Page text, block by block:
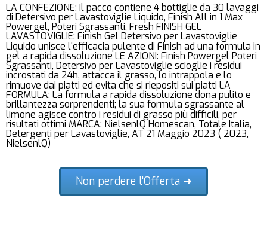
LA CONFEZIONE: Il pacco contiene 4 bottiglie da 30 lavaggi
di Detersivo per Lavastoviglie Liquido, Finish All in 1 Max
Powergel, Poteri Sgrassanti, Fresh FINISH GEL
LAVASTOVIGLIE: Finish Gel Detersivo per Lavastoviglie
Liquido unisce l'efficacia pulente di Finish ad una formula in
gel a rapida dissoluzione LE AZIONI: Finish Powergel Poteri
Sgrassanti, Detersivo per Lavastoviglie scioglie i residui
incrostati da 24h, attacca il grasso, lo intrappola e lo
rimuove dai piatti ed evita che si riepositi sui piatti LA
FORMULA: La formula a rapida dissoluzione dona pulito e
brillantezza sorprendenti; la sua formula sgrassante al
limone agisce contro i residui di grasso più difficili, per
risultati ottimi MARCA: NielsenlQ Homescan, Totale Italia,
Detergenti per Lavastoviglie, AT 21 Maggio 2023 ( 2023,
NielsenlQ)
Non perdere l'Offerta ➜